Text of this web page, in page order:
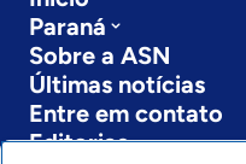
Paraná
Sobre a ASN
Últimas notícias
Entre em contato
Editorias